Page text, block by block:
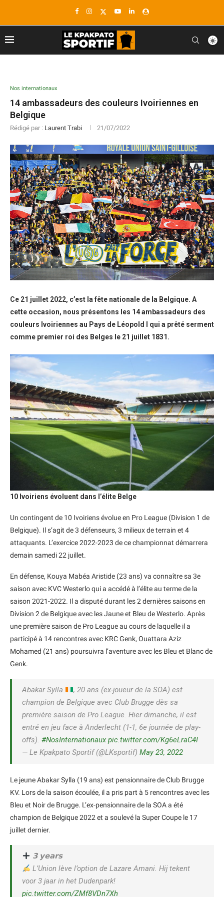
Nos internationaux
14 ambassadeurs des couleurs Ivoiriennes en
Belgique
Rédigé par : Laurent Trabi 21/07/2022
Ce 21 juillet 2022, c’est la fête nationale de la Belgique. A
cette occasion, nous présentons les 14 ambassadeurs des
couleurs Ivoiriennes au Pays de Léopold I qui a prêté serment
comme premier roi des Belges le 21 juillet 1831.
10 Ivoiriens évoluent dans l’élite Belge
Un contingent de 10 Ivoiriens évolue en Pro League (Division 1 de
Belgique). Il s’agit de 3 défenseurs, 3 milieux de terrain et 4
attaquants. L’exercice 2022-2023 de ce championnat démarrera
demain samedi 22 juillet.
En défense, Kouya Mabéa Aristide (23 ans) va connaître sa 3e
saison avec KVC Westerlo qui a accédé à l’élite au terme de la
saison 2021-2022. Il a disputé durant les 2 dernières saisons en
Division 2 de Belgique avec les Jaune et Bleu de Westerlo. Après
une première saison de Pro League au cours de laquelle il a
participé à 14 rencontres avec KRC Genk, Ouattara Aziz
Mohamed (21 ans) poursuivra l’aventure avec les Bleu et Blanc de
Genk.
Abakar Sylla
, 20 ans (ex-joueur de la SOA) est
champion de Belgique avec Club Brugge dès sa
première saison de Pro League. Hier dimanche, il est
entré en jeu face à Anderlecht (1-1, 6e journée de play-
offs). #NosInternationaux pic.twitter.com/Kg6eLraC4I
— Le Kpakpato Sportif (@LKsportif) May 23, 2022
Le jeune Abakar Sylla (19 ans) est pensionnaire de Club Brugge
KV. Lors de la saison écoulée, il a pris part à 5 rencontres avec les
Bleu et Noir de Brugge. L’ex-pensionnaire de la SOA a été
champion de Belgique 2022 et a soulevé la Super Coupe le 17
juillet dernier.
𝟯 𝘆𝗲𝗮𝗿𝘀
L’Union lève l’option de Lazare Amani. Hij tekent
voor 3 jaar in het Dudenpark!
pic.twitter.com/ZMf8VDn7Xh